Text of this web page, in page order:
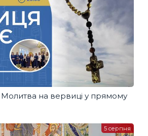
на вервиці у прямому
5 серпня